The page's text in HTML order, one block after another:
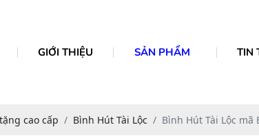
GIỚI THIỆU SẢN PHẨM TIN
cao cấp Bình Hút Tài Lộc Bình Hút Tài Lộc mã